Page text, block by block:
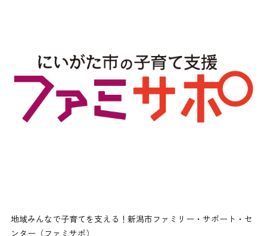
地域みんなで子育てを支える！新潟市ファミリー・サポート・セ
ンター（ファミサポ）